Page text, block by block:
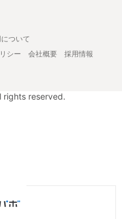
ついて
シー 会社概要
採用情報
rights reserved.